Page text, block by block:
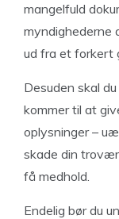
mangelfuld
myndighederne
ud fra et forkert
Desuden skal
kommer til at
oplysninger –
skade din
få medhold.
Endelig bør du